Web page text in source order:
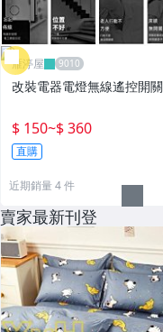
雁渟屋
改裝電器電燈無線遙控開關
$ 150~$ 360
直購
近期銷量 4 件
賣家最新刊登